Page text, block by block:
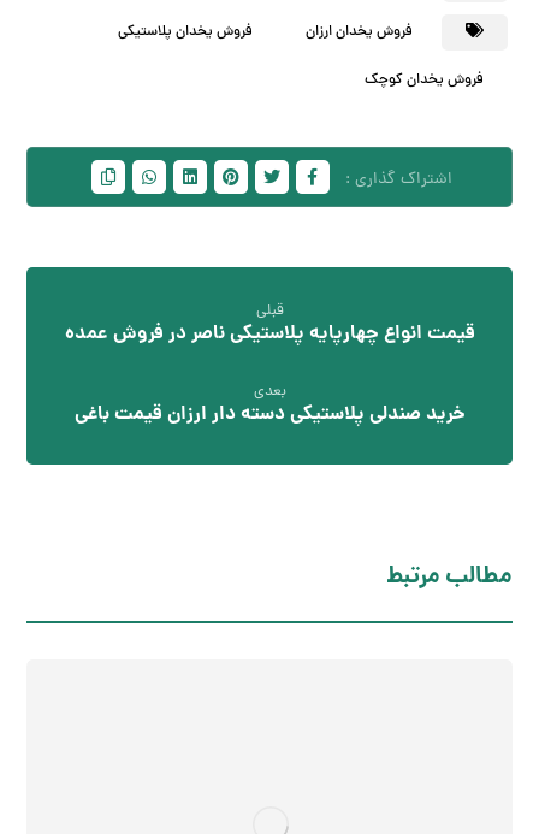
فروش یخدان ارزان فروش یخدان پلاستیکی
فروش یخدان کوچک
قبلی
قیمت انواع چهارپایه پلاستیکی ناصر در فروش عمده
بعدی
خرید صندلی پلاستیکی دسته دار ارزان قیمت باغی
مطالب مرتبط